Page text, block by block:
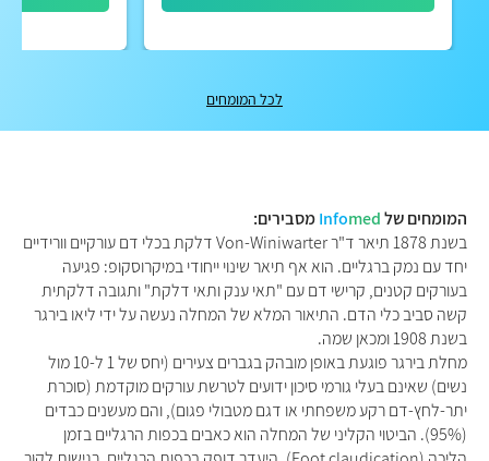
לכל המומחים
המומחים של Infomed
מסבירים:
בשנת 1878 תיאר ד"ר Von-Winiwarter דלקת בכלי דם עורקיים וורידיים
יחד עם נמק ברגליים. הוא אף תיאר שינוי ייחודי במיקרוסקופ: פגיעה
בעורקים קטנים, קרישי דם עם "תאי ענק ותאי דלקת" ותגובה דלקתית
קשה סביב כלי הדם. התיאור המלא של המחלה נעשה על ידי ליאו בירגר
בשנת 1908 ומכאן שמה.
מחלת בירגר פוגעת באופן מובהק בגברים צעירים (יחס של 1 ל-10 מול
נשים) שאינם בעלי גורמי סיכון ידועים לטרשת עורקים מוקדמת (סוכרת
יתר-לחץ-דם רקע משפחתי או דגם מטבולי פגום), והם מעשנים כבדים
(95%). הביטוי הקליני של המחלה הוא כאבים בכפות הרגליים בזמן